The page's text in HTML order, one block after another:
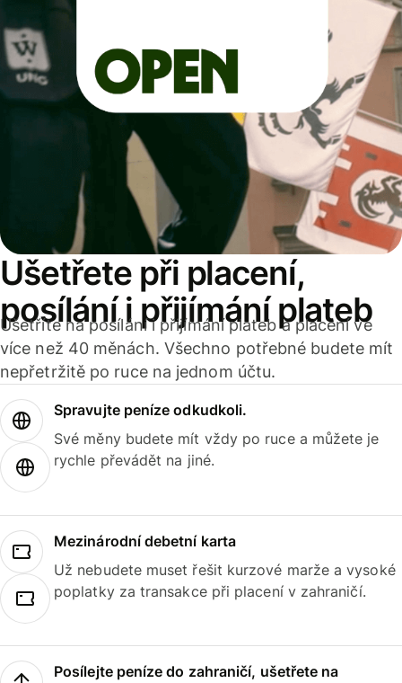
Ušetřete při placení,
posílání i přijímání plateb
Ušetříte na posílání i přijímání plateb a placení ve
více než 40 měnách. Všechno potřebné budete mít
nepřetržitě po ruce na jednom účtu.
Spravujte peníze odkudkoli.
Své měny budete mít vždy po ruce a můžete je
rychle převádět na jiné.
Mezinárodní debetní karta
Už nebudete muset řešit kurzové marže a vysoké
poplatky za transakce při placení v zahraničí.
Posílejte peníze do zahraničí, ušetřete na